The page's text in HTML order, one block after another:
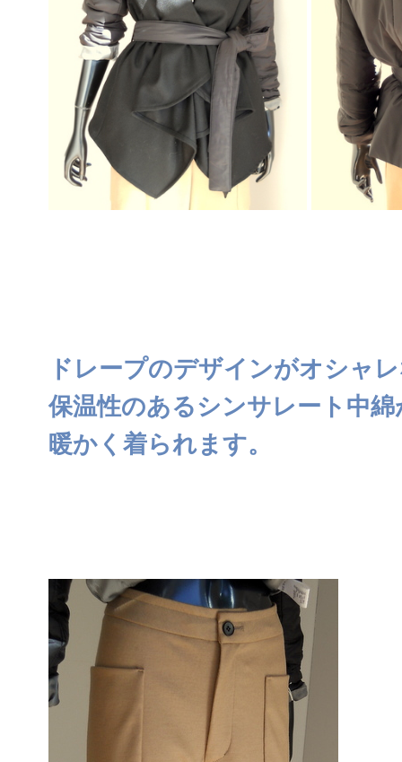
ドレープのデザインがオシャ
保温性のあるシンサレート中
暖かく着られます。